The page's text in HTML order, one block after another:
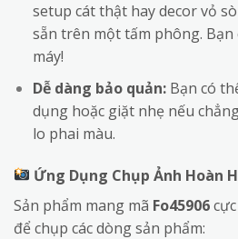
setup cát thật hay decor vỏ
sẵn trên một tấm phông. Bạn
máy!
Dễ dàng bảo quản:Bạn có
dụng hoặc giặt nhẹ nếu
lo phai màu.
Ứng Dụng Chụp Ảnh Hoàn
Sản phẩm mang mã Fo45906
để chụp các dòng sản phẩm: